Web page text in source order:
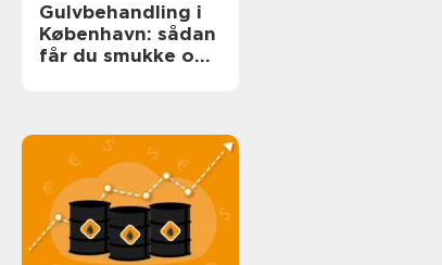
Gulvbehandling i
København: sådan
får du smukke og